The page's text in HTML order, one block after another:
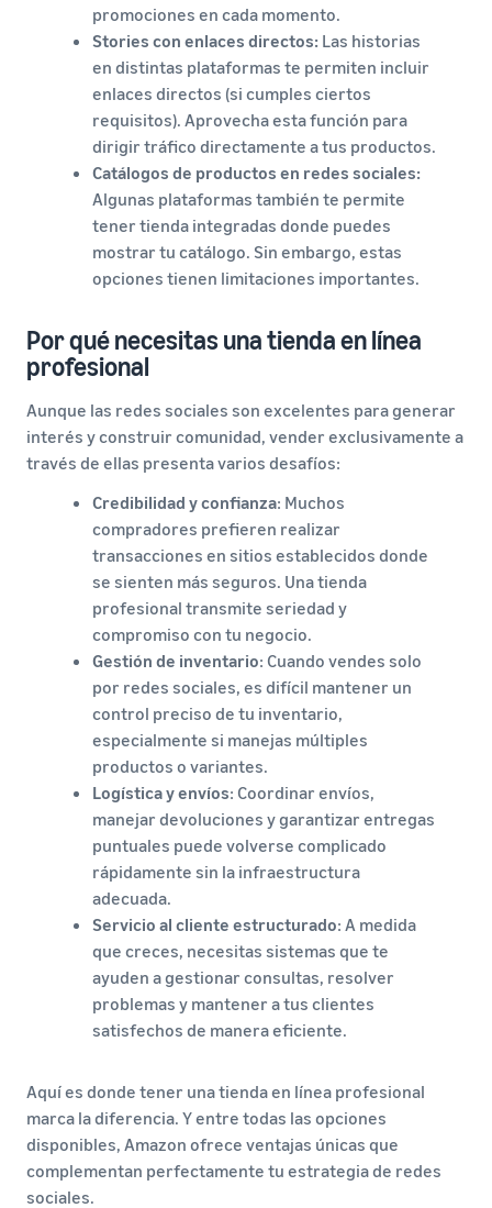
promociones en cada momento.
Stories con enlaces directos: Las historias
en distintas plataformas te permiten incluir
enlaces directos (si cumples ciertos
requisitos). Aprovecha esta función para
dirigir tráfico directamente a tus productos.
Catálogos de productos en redes sociales:
Algunas plataformas también te permite
tener tienda integradas donde puedes
mostrar tu catálogo. Sin embargo, estas
opciones tienen limitaciones importantes.
Por qué necesitas una tienda en línea
profesional
Aunque las redes sociales son excelentes para generar
interés y construir comunidad, vender exclusivamente a
través de ellas presenta varios desafíos:
Credibilidad y confianza: Muchos
compradores prefieren realizar
transacciones en sitios establecidos donde
se sienten más seguros. Una tienda
profesional transmite seriedad y
compromiso con tu negocio.
Gestión de inventario: Cuando vendes solo
por redes sociales, es difícil mantener un
control preciso de tu inventario,
especialmente si manejas múltiples
productos o variantes.
Logística y envíos: Coordinar envíos,
manejar devoluciones y garantizar entregas
puntuales puede volverse complicado
rápidamente sin la infraestructura
adecuada.
Servicio al cliente estructurado: A medida
que creces, necesitas sistemas que te
ayuden a gestionar consultas, resolver
problemas y mantener a tus clientes
satisfechos de manera eficiente.
Aquí es donde tener una tienda en línea profesional
marca la diferencia. Y entre todas las opciones
disponibles, Amazon ofrece ventajas únicas que
complementan perfectamente tu estrategia de redes
sociales.